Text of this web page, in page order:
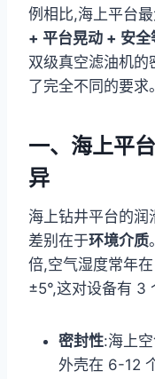
例相比,海上平台
+ 平台晃动 + 安
双级真空滤油机的
了完全不同的要求。
一、海上平
异
海上钻井平台的润
差别在于环境介质
倍,空气湿度常年
±5°,这对设备有 3
密封性:海上
外壳在 6-12